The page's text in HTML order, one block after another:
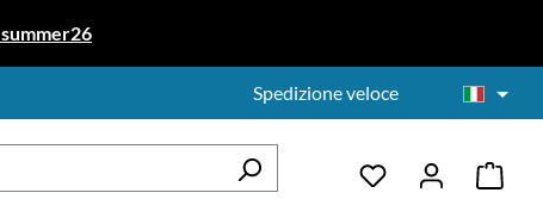
summer26
Spedizione veloce